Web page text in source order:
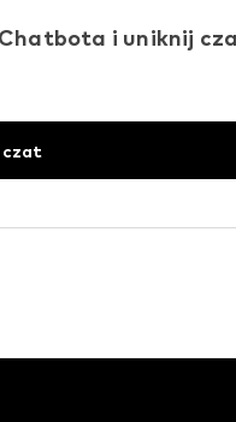
i uniknij
czat
ZWROT TOWARU